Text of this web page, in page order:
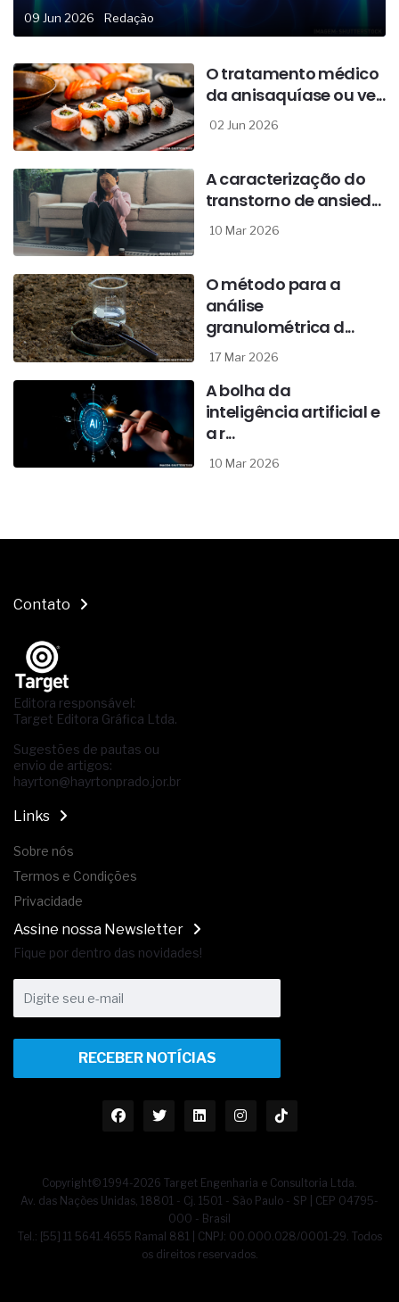
09 Jun 2026 Redação
O tratamento médico
da anisaquíase ou ve...
02 Jun 2026
A caracterização do
transtorno de ansied...
10 Mar 2026
O método para a
análise
granulométrica d...
17 Mar 2026
A bolha da
inteligência artificial e
a r...
10 Mar 2026
Contato
Editora responsável:
Target Editora Gráfica Ltda.
Sugestões de pautas ou
envio de artigos:
hayrton@hayrtonprado.jor.br
Links
Sobre nós
Termos e Condições
Privacidade
Assine nossa Newsletter
Fique por dentro das novidades!
RECEBER NOTÍCIAS
Copyright© 1994-2026 Target Engenharia e Consultoria Ltda.
Av. das Nações Unidas, 18801 - Cj. 1501 - São Paulo - SP | CEP 04795-
000 - Brasil
Tel.: [55] 11 5641.4655 Ramal 881 | CNPJ: 00.000.028/0001-29. Todos
os direitos reservados.